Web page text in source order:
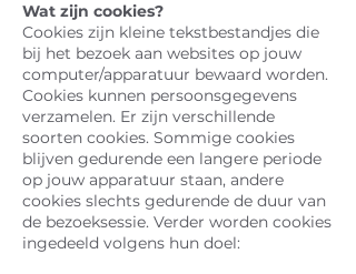
Wat zijn cookies?
Cookies zijn kleine tekstbestandjes die
bij het bezoek aan websites op jouw
computer/apparatuur bewaard worden.
Cookies kunnen persoonsgegevens
verzamelen. Er zijn verschillende
soorten cookies. Sommige cookies
blijven gedurende een langere periode
op jouw apparatuur staan, andere
cookies slechts gedurende de duur van
de bezoeksessie. Verder worden cookies
ingedeeld volgens hun doel: